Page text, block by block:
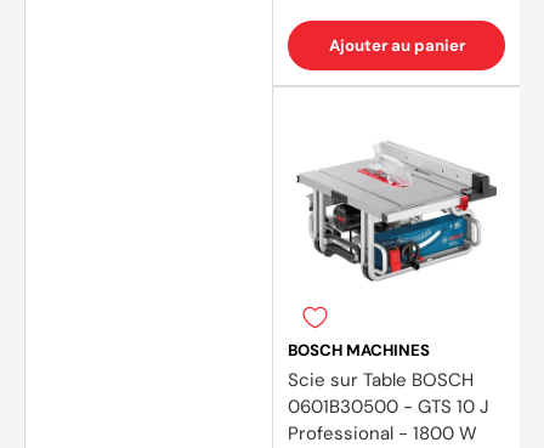
Ajouter au panier
BOSCH MACHINES
Scie sur Table BOSCH
0601B30500 - GTS 10 J
Professional - 1800 W